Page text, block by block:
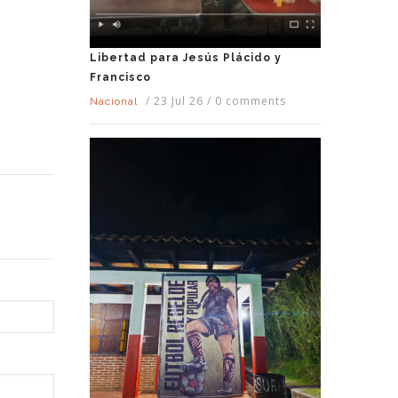
Libertad para Jesús Plácido y
Francisco
Nacional
/ 23 Jul 26 / 0 comments